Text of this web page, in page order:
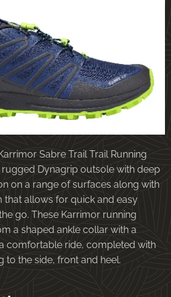
Sabre Trail Trail Running
Dynagrip outsole with deep
on a range of surfaces along with
that allows for quick and easy
go. These Karrimor running
a shaped ankle collar with a
comfortable ride, completed with
to the side, front and heel.